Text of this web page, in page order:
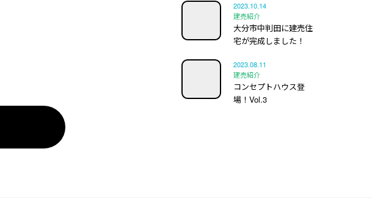
2023.10.14
建売紹介
大分市中判田に建売住
宅が完成しました！
2023.08.11
建売紹介
コンセプトハウス登
場！Vol.3